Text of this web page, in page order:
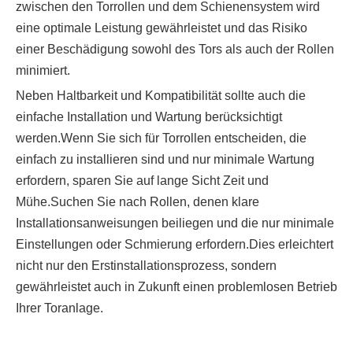
zwischen den Torrollen und dem Schienensystem wird
eine optimale Leistung gewährleistet und das Risiko
einer Beschädigung sowohl des Tors als auch der Rollen
minimiert.
Neben Haltbarkeit und Kompatibilität sollte auch die
einfache Installation und Wartung berücksichtigt
werden.Wenn Sie sich für Torrollen entscheiden, die
einfach zu installieren sind und nur minimale Wartung
erfordern, sparen Sie auf lange Sicht Zeit und
Mühe.Suchen Sie nach Rollen, denen klare
Installationsanweisungen beiliegen und die nur minimale
Einstellungen oder Schmierung erfordern.Dies erleichtert
nicht nur den Erstinstallationsprozess, sondern
gewährleistet auch in Zukunft einen problemlosen Betrieb
Ihrer Toranlage.